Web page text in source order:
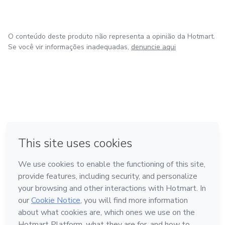
O conteúdo deste produto não representa a opinião da Hotmart.
Se você vir informações inadequadas, denuncie aqui
Feito com ❤ na Cidade do México
Conheça a Hotmart